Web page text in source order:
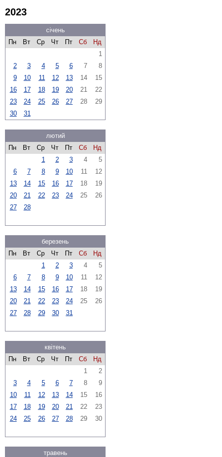
2023
січень
Пн
Вт Ср Чт Пт Сб
Нд
1
2
3 4 5 6 7
8
9
10 11 12 13 14
15
16
17 18 19 20 21
22
23
24 25 26 27 28
29
30
31
лютий
Пн
Вт Ср Чт Пт Сб
Нд
1
2 3 4
5
6
7 8 9 10 11
12
13
14 15 16 17 18
19
20
21 22 23 24 25
26
27
28
березень
Пн
Вт Ср Чт Пт Сб
Нд
1
2 3 4
5
6
7 8 9 10 11
12
13
14 15 16 17 18
19
20
21 22 23 24 25
26
27
28 29 30 31
квітень
Пн
Вт Ср Чт Пт Сб
Нд
1
2
3
4 5 6 7 8
9
10
11 12 13 14 15
16
17
18 19 20 21 22
23
24
25 26 27 28 29 30
травень